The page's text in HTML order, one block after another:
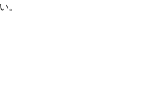
。